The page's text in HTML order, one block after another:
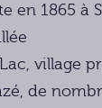
en 1865 à
village
de